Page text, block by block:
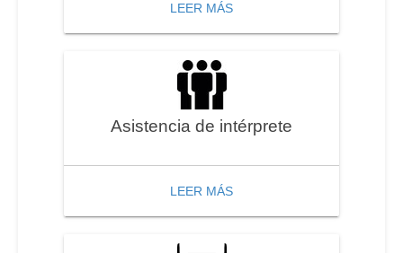
LEER MÁS
Asistencia de intérprete
LEER MÁS